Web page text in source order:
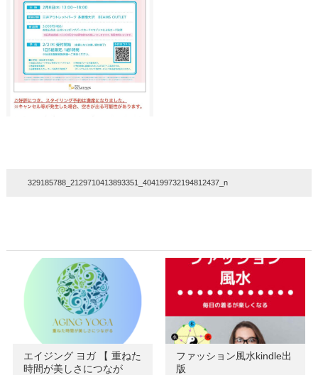
329185788_2129710413893351_404199732194812437_n
エイジング ヨガ 【 重ねた
時間が美しさにつなが
ファッション風水kindle出
版